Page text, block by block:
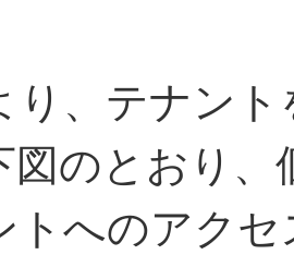
り、テナン
図のとおり
トへのアク